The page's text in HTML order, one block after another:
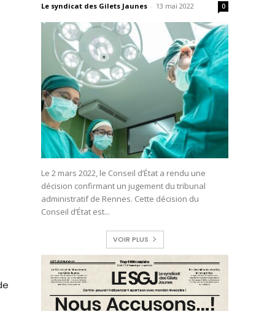
Le syndicat des Gilets Jaunes - 13 mai 2022 0
Le 2 mars 2022, le Conseil d’État a rendu une
décision confirmant un jugement du tribunal
administratif de Rennes. Cette décision du
Conseil d’État est...
VOIR PLUS